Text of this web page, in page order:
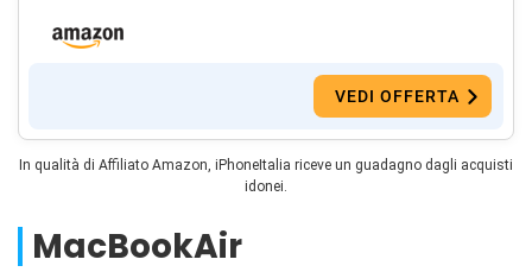
VEDI OFFERTA
In qualità di Affiliato Amazon, iPhoneItalia riceve un guadagno dagli acquisti
idonei.
MacBookAir